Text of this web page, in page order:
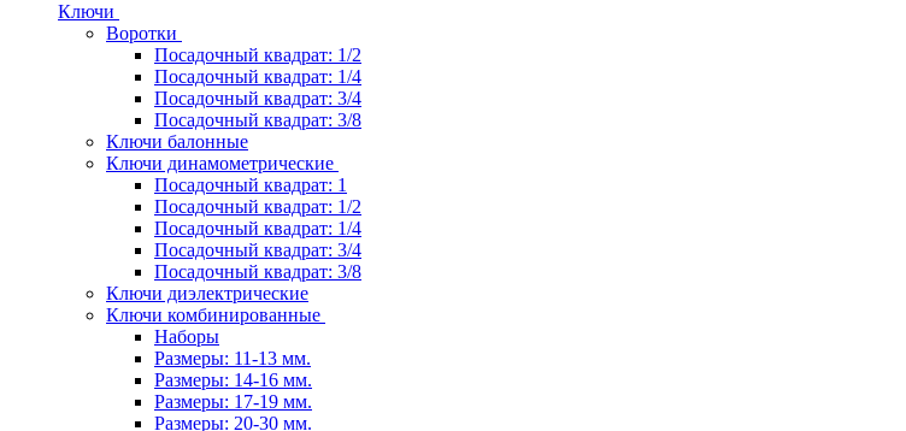
Ключи
Воротки
Посадочный квадрат: 1/2
Посадочный квадрат: 1/4
Посадочный квадрат: 3/4
Посадочный квадрат: 3/8
Ключи балонные
Ключи динамометрические
Посадочный квадрат: 1
Посадочный квадрат: 1/2
Посадочный квадрат: 1/4
Посадочный квадрат: 3/4
Посадочный квадрат: 3/8
Ключи диэлектрические
Ключи комбинированные
Наборы
Размеры: 11-13 мм.
Размеры: 14-16 мм.
Размеры: 17-19 мм.
Размеры: 20-30 мм.